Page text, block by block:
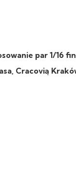
par 1/16
Cracovią